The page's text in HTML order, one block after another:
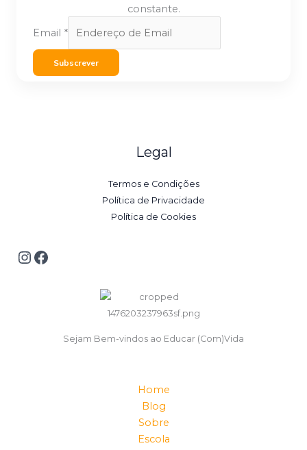
constante.
Email *
Subscrever
Legal
Termos e Condições
Política de Privacidade
Política de Cookies
Sejam Bem-vindos ao Educar (Com)Vida
Home
Blog
Sobre
Escola